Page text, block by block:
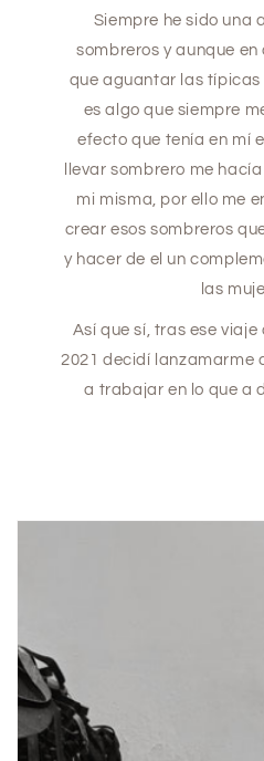
Siempre he sido una
sombreros y aunque
que aguantar las
es algo que siempre
efecto que tenía en mí
llevar sombrero me
mi misma, por ello me
crear esos sombreros
y hacer de el un
las
Así que sí, tras ese
2021 decidí lanzamarme
a trabajar en lo que a